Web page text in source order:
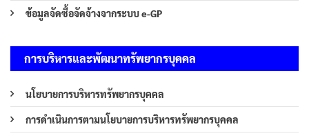
ข้อมูลจัดซื้อจัดจ้างจากระบบ e-GP
การบริหารและพัฒนาทรัพยากรบุคคล
นโยบายการบริหารทรัพยากรบุคคล
การดำเนินการตามนโยบายการบริหารทรัพยากรบุคคล